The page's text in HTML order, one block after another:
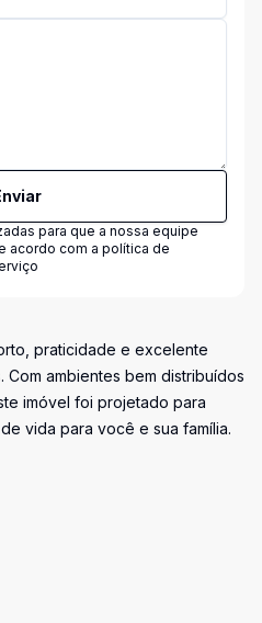
para que a nossa equipe
acordo com a política de
praticidade e excelente
ambientes bem distribuídos
imóvel foi projetado para
vida para você e sua família.